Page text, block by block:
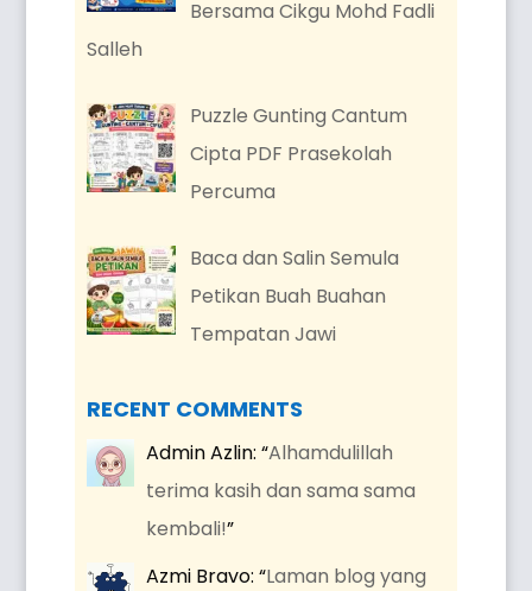
Bersama Cikgu Mohd Fadli
Salleh
Puzzle Gunting Cantum
Cipta PDF Prasekolah
Percuma
Baca dan Salin Semula
Petikan Buah Buahan
Tempatan Jawi
RECENT COMMENTS
Admin Azlin: “Alhamdulillah
terima kasih dan sama sama
kembali!”
Azmi Bravo: “Laman blog yang